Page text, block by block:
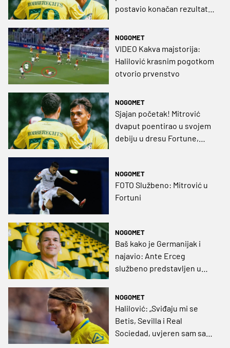
postavio konačan rezultat u
NOGOMET
VIDEO Kakva majstorija:
Halilović krasnim pogotkom
otvorio prvenstvo
NOGOMET
Sjajan početak! Mitrović
dvaput poentirao u svojem
debiju u dresu Fortune,
NOGOMET
FOTO Službeno: Mitrović u
Fortuni
NOGOMET
Baš kako je Germanijak i
najavio: Ante Erceg
službeno predstavljen u
NOGOMET
Halilović: „Sviđaju mi se
Betis, Sevilla i Real
Sociedad, uvjeren sam sam